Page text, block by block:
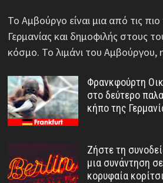
Το Αμβούργο είναι μια από τις
Γερμανίας και δημοφιλής στους
κόσμο. Το λιμάνι του
Φρανκφούρτη
στο δεύτερο
κήπο της
Ζήστε τη
μια συνάντηση
κορυφαία